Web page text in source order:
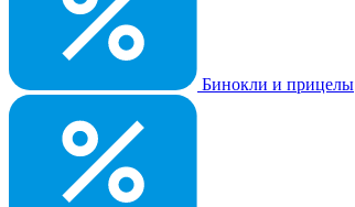
Бинокли и прицелы